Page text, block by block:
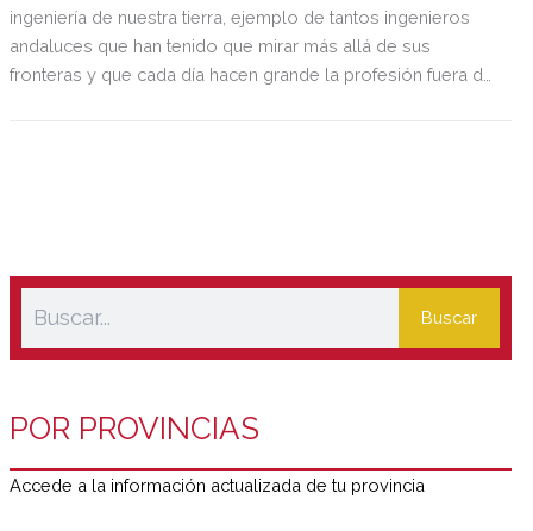
ingeniería de nuestra tierra, ejemplo de tantos ingenieros
andaluces que han tenido que mirar más allá de sus
fronteras y que cada día hacen grande la profesión fuera de
Buscar
POR PROVINCIAS
Accede a la información actualizada de tu provincia